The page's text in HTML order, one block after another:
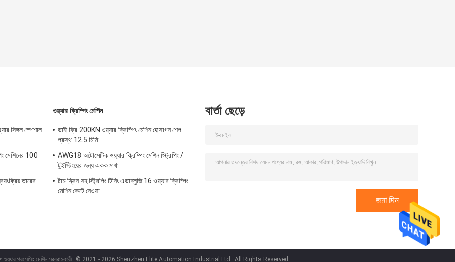
সিঙ্গল স্পেশাল
মেশিনের 100
তারের
ওয়্যার ক্রিম্পিং মেশিন
ডাই ফ্রি 200KN ওয়্যার ক্রিম্পিং মেশিন হেক্সাগন শেপ
প্রস্থ 12.5 মিমি
AWG18 অটোমেটিক ওয়্যার ক্রিম্পিং মেশিন স্ট্রিপিং /
টুইস্টিংয়ের জন্য একক মাথা
টাচ স্ক্রিন সহ স্ট্রিপিং টিনিং এডাব্লুজি 16 ওয়্যার ক্রিম্পিং
মেশিন কেটে নেওয়া
বার্তা ছেড়ে
প্রসেসিং মেশিন সরবরাহকারী. © 2021 - 2026 Shenzhen Elite Automation Industrial Ltd.. All Rights Reserved.